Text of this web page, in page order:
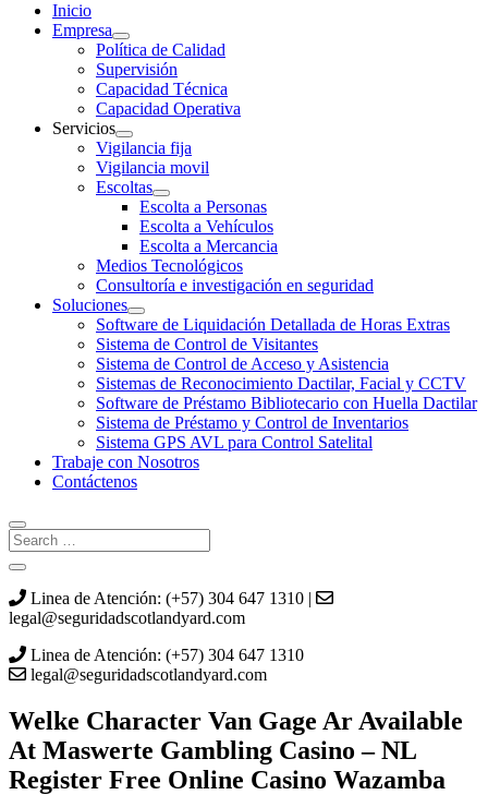
Inicio
Empresa
Política de Calidad
Supervisión
Capacidad Técnica
Capacidad Operativa
Servicios
Vigilancia fija
Vigilancia movil
Escoltas
Escolta a Personas
Escolta a Vehículos
Escolta a Mercancia
Medios Tecnológicos
Consultoría e investigación en seguridad
Soluciones
Software de Liquidación Detallada de Horas Extras
Sistema de Control de Visitantes
Sistema de Control de Acceso y Asistencia
Sistemas de Reconocimiento Dactilar, Facial y CCTV
Software de Préstamo Bibliotecario con Huella Dactilar
Sistema de Préstamo y Control de Inventarios
Sistema GPS AVL para Control Satelital
Trabaje con Nosotros
Contáctenos
Linea de Atención: (+57) 304 647 1310 |
legal@seguridadscotlandyard.com
Linea de Atención: (+57) 304 647 1310
legal@seguridadscotlandyard.com
Welke Character Van Gage Ar Available
At Maswerte Gambling Casino – NL
Register Free Online Casino Wazamba